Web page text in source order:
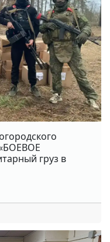
груз в